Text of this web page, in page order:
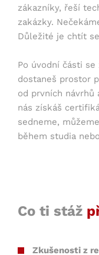
zákazníky, řeší
zakázky.
Důležité je chtít
Po úvodní části
dostaneš prostor
od prvních návrhů
nás získáš
sedneme,
během studia
Co ti stáž
Zkušenosti z